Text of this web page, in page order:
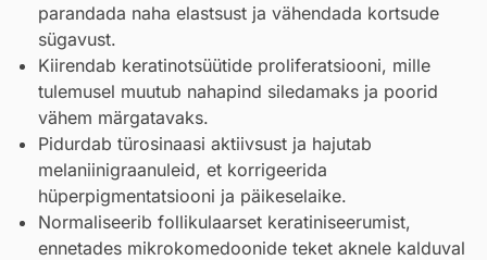
parandada naha elastsust ja vähendada kortsude
sügavust.
Kiirendab keratinotsüütide proliferatsiooni, mille
tulemusel muutub nahapind siledamaks ja poorid
vähem märgatavaks.
Pidurdab türosinaasi aktiivsust ja hajutab
melaniinigraanuleid, et korrigeerida
hüperpigmentatsiooni ja päikeselaike.
Normaliseerib follikulaarset keratiniseerumist,
ennetades mikrokomedoonide teket aknele kalduval